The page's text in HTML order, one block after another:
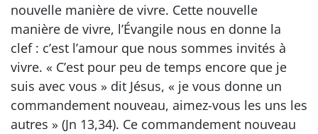
nouvelle manière de vivre. Cette nouvelle
manière de vivre, l’Évangile nous en donne la
clef : c’est l’amour que nous sommes invités à
vivre. « C’est pour peu de temps encore que je
suis avec vous » dit Jésus, « je vous donne un
commandement nouveau, aimez-vous les uns les
autres » (Jn 13,34). Ce commandement nouveau